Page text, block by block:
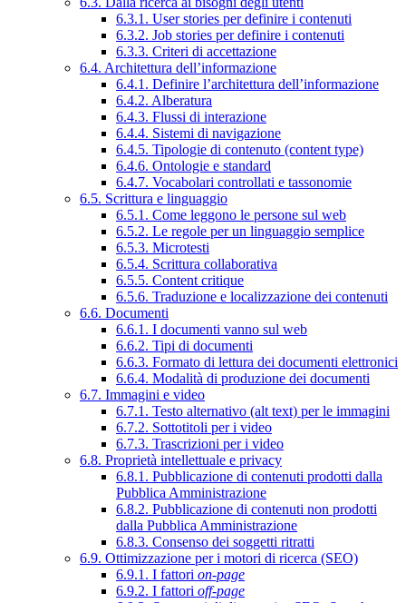
6.3.1. User stories per definire i contenuti
6.3.2. Job stories per definire i contenuti
6.3.3. Criteri di accettazione
6.4. Architettura dell’informazione
6.4.1. Definire l’architettura dell’informazione
6.4.2. Alberatura
6.4.3. Flussi di interazione
6.4.4. Sistemi di navigazione
6.4.5. Tipologie di contenuto (content type)
6.4.6. Ontologie e standard
6.4.7. Vocabolari controllati e tassonomie
6.5. Scrittura e linguaggio
6.5.1. Come leggono le persone sul web
6.5.2. Le regole per un linguaggio semplice
6.5.3. Microtesti
6.5.4. Scrittura collaborativa
6.5.5. Content critique
6.5.6. Traduzione e localizzazione dei contenuti
6.6. Documenti
6.6.1. I documenti vanno sul web
6.6.2. Tipi di documenti
6.6.3. Formato di lettura dei documenti elettronici
6.6.4. Modalità di produzione dei documenti
6.7. Immagini e video
6.7.1. Testo alternativo (alt text) per le immagini
6.7.2. Sottotitoli per i video
6.7.3. Trascrizioni per i video
6.8. Proprietà intellettuale e privacy
6.8.1. Pubblicazione di contenuti prodotti dalla
Pubblica Amministrazione
6.8.2. Pubblicazione di contenuti non prodotti
dalla Pubblica Amministrazione
6.8.3. Consenso dei soggetti ritratti
6.9. Ottimizzazione per i motori di ricerca (SEO)
6.9.1. I fattori on-page
6.9.2. I fattori off-page